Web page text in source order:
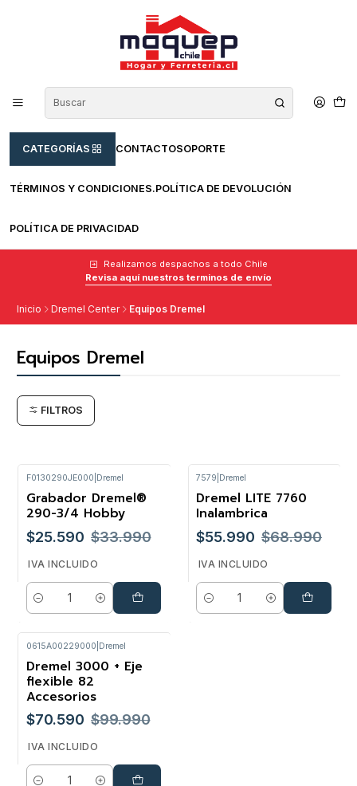
CATEGORÍAS CONTACTOSOPORTE
TÉRMINOS Y CONDICIONES.POLÍTICA DE DEVOLUCIÓN
POLÍTICA DE PRIVACIDAD
Realizamos despachos a todo Chile
Revisa aquí nuestros terminos de envío
Inicio Dremel Center Equipos Dremel
Equipos Dremel
FILTROS
-25%
F0130290JE000 Dremel
Grabador Dremel®
290-3/4 Hobby
$25.590 $33.990
IVA INCLUIDO
Cantidad
-19%
7579 Dremel
Dremel LITE 7760
Inalambrica
$55.990 $68.990
IVA INCLUIDO
Cantidad
-29%
0615A00229000 Dremel
Dremel 3000 + Eje
flexible 82
Accesorios
$70.590 $99.990
IVA INCLUIDO